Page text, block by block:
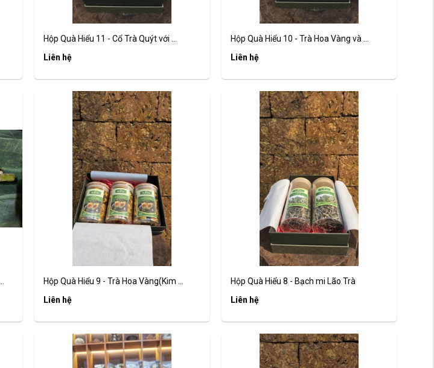
Hộp Quà Hiểu 11 - Cổ Trà Quýt với ...
Liên hệ
Hộp Quà Hiểu 10 - Trà Hoa Vàng và ...
Liên hệ
Hộp Quà Hiểu 9 - Trà Hoa Vàng(Kim ...
Liên hệ
Hộp Quà Hiểu 8 - Bạch mi Lão Trà
Liên hệ